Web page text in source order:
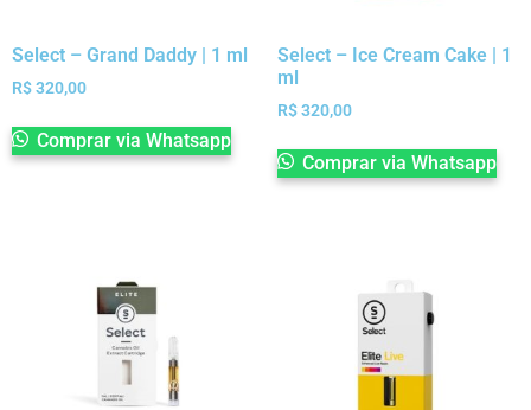
Select – Grand Daddy | 1 ml
R$320,00
Comprar via Whatsapp
Select – Ice Cream Cake | 1
ml
R$320,00
Comprar via Whatsapp